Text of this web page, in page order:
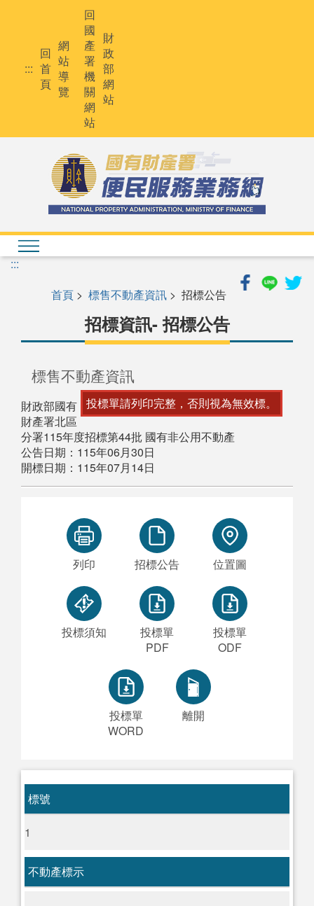
:::
回
首
頁
網
站
導
覽
回
國
產
署
機
關
網
站
財
政
部
網
站
:::
首頁 > 標售不動產資訊 > 招標公告
招標資訊- 招標公告
標售不動產資訊
投標單請列印完整，否則視為無效標。
財政部國有
財產署北區
分署115年度招標第44批 國有非公用不動產
公告日期：115年06月30日
開標日期：115年07月14日
列印 招標公告 位置圖
投標須知
投標單
PDF
投標單
ODF
投標單
WORD
離開
標號
1
不動產標示